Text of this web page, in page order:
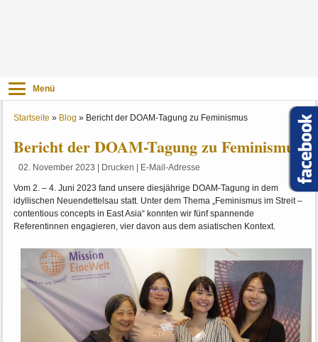
Menü
Startseite » Blog » Bericht der DOAM-Tagung zu Feminismus
Bericht der DOAM-Tagung zu Feminismus
02. November 2023 Drucken E-Mail-Adresse
Vom 2. – 4. Juni 2023 fand unsere diesjährige DOAM-Tagung in dem
idyllischen Neuendettelsau statt. Unter dem Thema „Feminismus im Streit –
contentious concepts in East Asia“ konnten wir fünf spannende
Referentinnen engagieren, vier davon aus dem asiatischen Kontext.